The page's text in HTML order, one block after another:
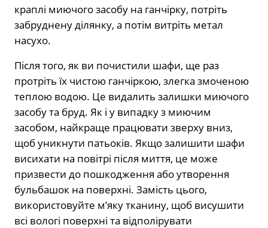
краплі миючого засобу на ганчірку, потріть
забруднену ділянку, а потім витріть метал
насухо.
Після того, як ви почистили шафи, ще раз
протріть їх чистою ганчіркою, злегка змоченою
теплою водою. Це видалить залишки миючого
засобу та бруд. Як і у випадку з миючим
засобом, найкраще працювати зверху вниз,
щоб уникнути патьоків. Якщо залишити шафи
висихати на повітрі після миття, це може
призвести до пошкодження або утворення
бульбашок на поверхні. Замість цього,
використовуйте м’яку тканину, щоб висушити
всі вологі поверхні та відполірувати